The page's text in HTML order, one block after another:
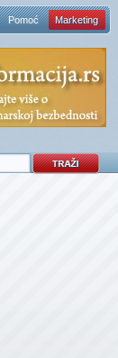
Pomoć Marketing